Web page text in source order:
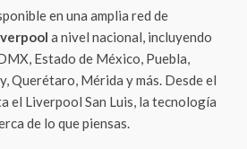
en una amplia red de
a nivel nacional, incluyendo
Estado de México, Puebla,
Querétaro, Mérida y más. Desde el
el Liverpool San Luis, la tecnología
de lo que piensas.